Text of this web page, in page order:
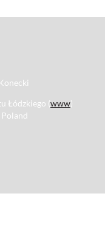
Łódzkiego (www)